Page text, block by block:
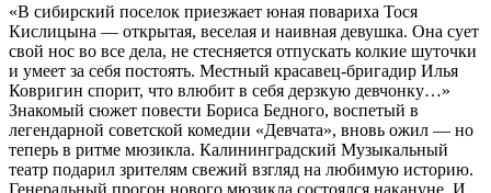
«В сибирский поселок приезжает юная повариха Тося
Кислицына — открытая, веселая и наивная девушка. Она сует
свой нос во все дела, не стесняется отпускать колкие шуточки
и умеет за себя постоять. Местный красавец-бригадир Илья
Ковригин спорит, что влюбит в себя дерзкую девчонку…»
Знакомый сюжет повести Бориса Бедного, воспетый в
легендарной советской комедии «Девчата», вновь ожил — но
теперь в ритме мюзикла. Калининградский Музыкальный
театр подарил зрителям свежий взгляд на любимую историю.
Генеральный прогон нового мюзикла состоялся накануне. И